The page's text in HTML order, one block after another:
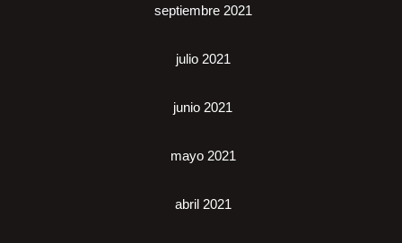
septiembre 2021
julio 2021
junio 2021
mayo 2021
abril 2021